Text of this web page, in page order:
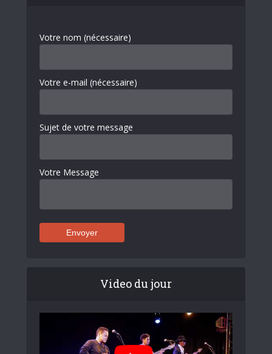
Votre nom (nécessaire)
Votre e-mail (nécessaire)
Sujet de votre message
Votre Message
Video du jour